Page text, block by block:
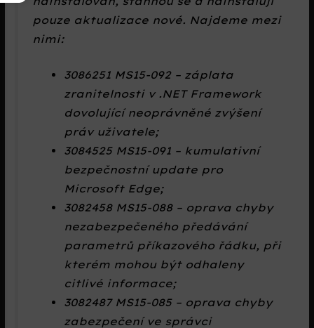
pouze aktualizace nové. Najdeme mezi
nimi:
3086251 MS15-092 – záplata
zranitelnosti v .NET Framework
dovolující neoprávněné zvýšení
práv uživatele;
3084525 MS15-091 – kumulativní
bezpečnostní update pro
Microsoft Edge;
3082458 MS15-088 – oprava chyby
nezabezpečeného předávání
parametrů příkazového řádku, při
kterém mohou být odhaleny
citlivé informace;
3082487 MS15-085 – oprava chyby
zabezpečení ve správci